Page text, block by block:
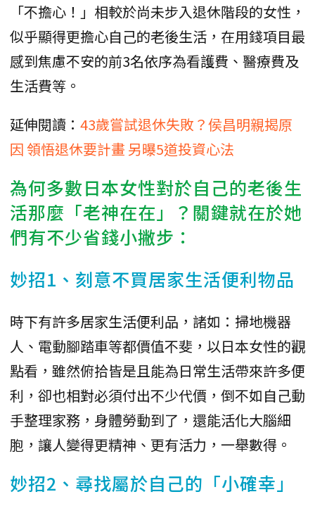
「不擔心！」相較於尚未步入退休階段的女性，
似乎顯得更擔心自己的老後生活，在用錢項目最
感到焦慮不安的前3名依序為看護費、醫療費及
生活費等。
延伸閱讀： 43歲嘗試退休失敗？侯昌明親揭原
因 領悟退休要計畫 另曝5道投資心法
為何多數日本女性對於自己的老後生
活那麼「老神在在」？關鍵就在於她
們有不少省錢小撇步：
妙招1、刻意不買居家生活便利物品
時下有許多居家生活便利品，諸如：掃地機器
人、電動腳踏車等都價值不斐，以日本女性的觀
點看，雖然俯拾皆是且能為日常生活帶來許多便
利，卻也相對必須付出不少代價，倒不如自己動
手整理家務，身體勞動到了，還能活化大腦細
胞，讓人變得更精神、更有活力，一舉數得。
妙招2、尋找屬於自己的「小確幸」